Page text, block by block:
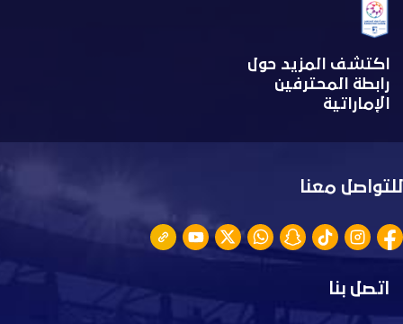
اكتشف المزيد حول
رابطة المحترفين
الإماراتية
للتواصل معنا
اتصل بنا